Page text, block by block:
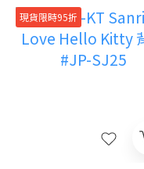
現貨限時95折